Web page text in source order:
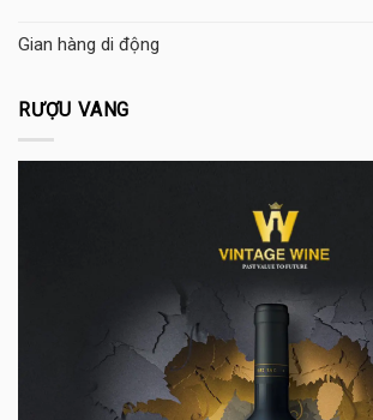
Gian hàng di động
RƯỢU VANG